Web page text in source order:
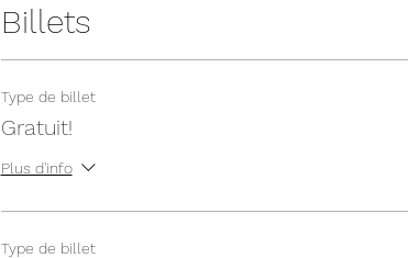
Billets
Type de billet
Gratuit!
Plus d'info
Type de billet